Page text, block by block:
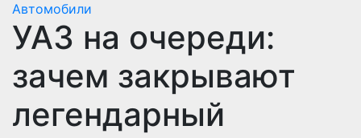
Автомобили
УАЗ на очереди:
зачем закрывают
легендарный